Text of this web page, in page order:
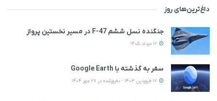
داغ‌ترین‌های روز
جنگنده نسل ششم F-47 در مسیر نخستین پرواز
12 مرداد 1405
سفر به گذشته با Google Earth
17 فروردین 1403 - به‌روزشده در 27 مهر 1404